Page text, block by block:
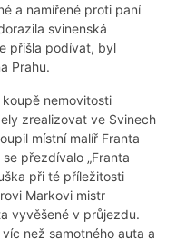
a namířené proti paní
svinenská
přišla podívat, byl
Prahu.
nemovitosti
zrealizovat ve Svinech
místní malíř Franta
přezdívalo „Franta
při té příležitosti
Markovi mistr
vyvěšené v průjezdu.
než samotného auta a